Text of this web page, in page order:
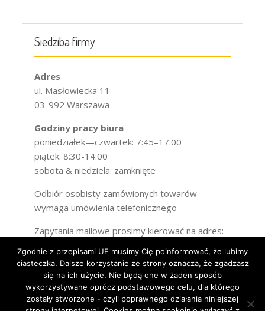
Siedziba firmy
Adres
ul. Masłowiecka 11
03-992 Warszawa
Godziny pracy biura
poniedziałek—czwartek: 7:45–17:00
piątek: 8:30-14:00
sobota & niedziela: zamknięte
Odbiór osobisty zamówionych towarów
wymaga umówienia telefonicznego
Zapytania mailowe prosimy kierować na adres:
serwis@abs.pl
Zgodnie z przepisami UE musimy Cię poinformować, że lubimy
ciasteczka. Dalsze korzystanie ze strony oznacza, że zgadzasz
się na ich użycie. Nie będą one w żaden sposób
wykorzystywane oprócz podstawowego celu, dla którego
zostały stworzone - czyli poprawnego działania niniejszej